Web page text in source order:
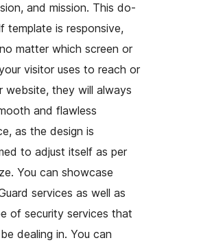
and mission. This do-
template is responsive,
matter which screen or
visitor uses to reach or
website, they will always
and flawless
as the design is
to adjust itself as per
You can showcase
services as well as
of security services that
dealing in. You can